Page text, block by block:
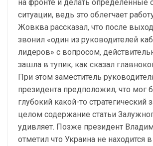
на фронте и делать определенные
ситуации, ведь это облегчает
Жовква рассказал, что после
звонил «один из руководителей
лидеров» с вопросом,
зашла в тупик, как сказал
При этом заместитель
президента предположил, что мог
глубокий какой-то стратегический
целом содержание статьи
удивляет. Позже президент
отметил что Украина не находится